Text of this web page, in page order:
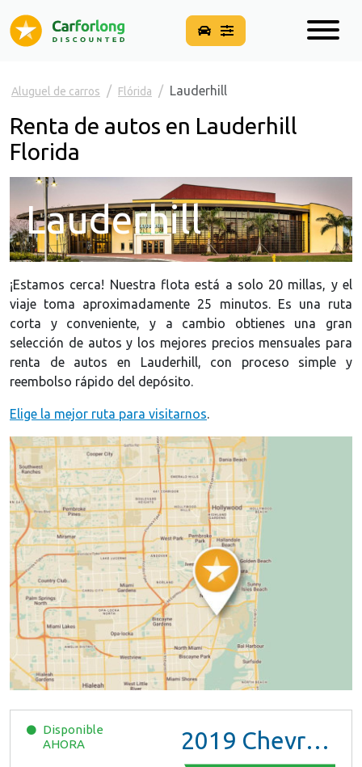
Aluguel de carros Flórida Lauderhill
Renta de autos en Lauderhill
Florida
Lauderhill
¡Estamos cerca! Nuestra flota está a solo 20 millas, y el
viaje toma aproximadamente 25 minutos. Es una ruta
corta y conveniente, y a cambio obtienes una gran
selección de autos y los mejores precios mensuales para
renta de autos en Lauderhill, con proceso simple y
reembolso rápido del depósito.
Elige la mejor ruta para visitarnos.
Disponible
AHORA
2019 Chevrolet Malibu